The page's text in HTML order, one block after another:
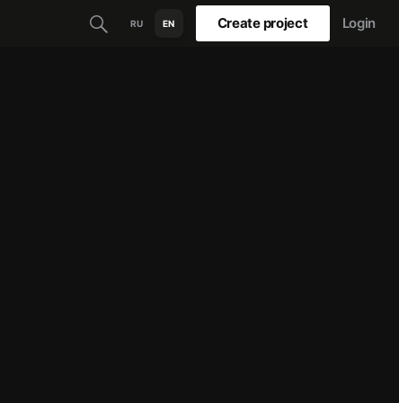
RU EN Create project Login